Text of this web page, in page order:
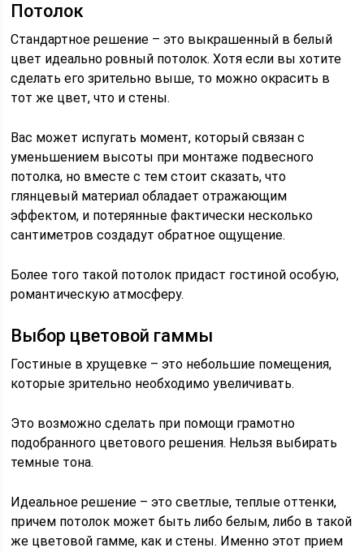
Потолок
Стандартное решение – это выкрашенный в белый
цвет идеально ровный потолок. Хотя если вы хотите
сделать его зрительно выше, то можно окрасить в
тот же цвет, что и стены.
Вас может испугать момент, который связан с
уменьшением высоты при монтаже подвесного
потолка, но вместе с тем стоит сказать, что
глянцевый материал обладает отражающим
эффектом, и потерянные фактически несколько
сантиметров создадут обратное ощущение.
Более того такой потолок придаст гостиной особую,
романтическую атмосферу.
Выбор цветовой гаммы
Гостиные в хрущевке – это небольшие помещения,
которые зрительно необходимо увеличивать.
Это возможно сделать при помощи грамотно
подобранного цветового решения. Нельзя выбирать
темные тона.
Идеальное решение – это светлые, теплые оттенки,
причем потолок может быть либо белым, либо в такой
же цветовой гамме, как и стены. Именно этот прием